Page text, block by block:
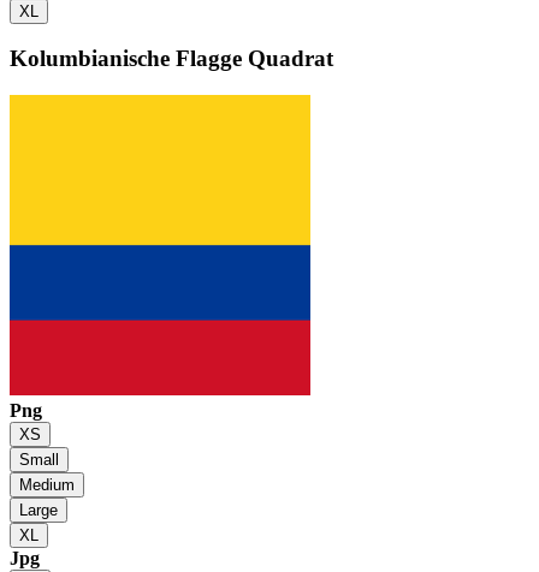
XL
Kolumbianische Flagge Quadrat
Png
XS
Small
Medium
Large
XL
Jpg